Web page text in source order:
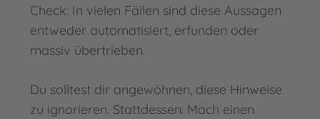
Check: In vielen Fällen sind diese Aussagen
entweder automatisiert, erfunden oder
massiv übertrieben.
Du solltest dir angewöhnen, diese Hinweise
zu ignorieren. Stattdessen: Mach einen